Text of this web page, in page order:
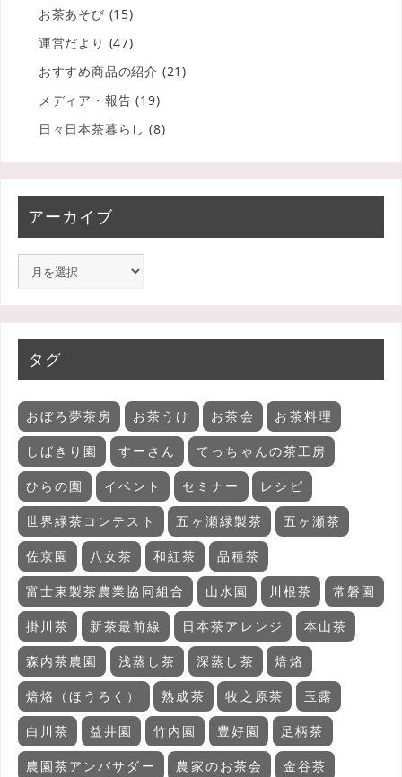
お茶あそび (15)
運営だより (47)
おすすめ商品の紹介 (21)
メディア・報告 (19)
日々日本茶暮らし (8)
アーカイブ
タグ
おぼろ夢茶房 お茶うけ お茶会 お茶料理
しばきり園 すーさん てっちゃんの茶工房
ひらの園 イベント セミナー レシピ
世界緑茶コンテスト 五ヶ瀬緑製茶 五ヶ瀬茶
佐京園 八女茶 和紅茶 品種茶
富士東製茶農業協同組合 山水園 川根茶 常磐園
掛川茶 新茶最前線 日本茶アレンジ 本山茶
森内茶農園 浅蒸し茶 深蒸し茶 焙烙
焙烙（ほうろく） 熟成茶 牧之原茶 玉露
白川茶 益井園 竹内園 豊好園 足柄茶
農園茶アンバサダー 農家のお茶会 金谷茶